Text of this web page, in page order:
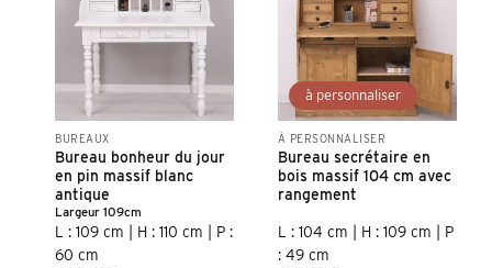
Ajouter à la
liste d’envies
BUREAUX
Bureau bonheur du jour
en pin massif blanc
antique
Largeur 109cm
L : 109 cm | H : 110 cm | P :
60 cm
Ajouter à la
liste d’envies
À PERSONNALISER
Bureau secrétaire en
bois massif 104 cm avec
rangement
L : 104 cm | H : 109 cm | P
: 49 cm